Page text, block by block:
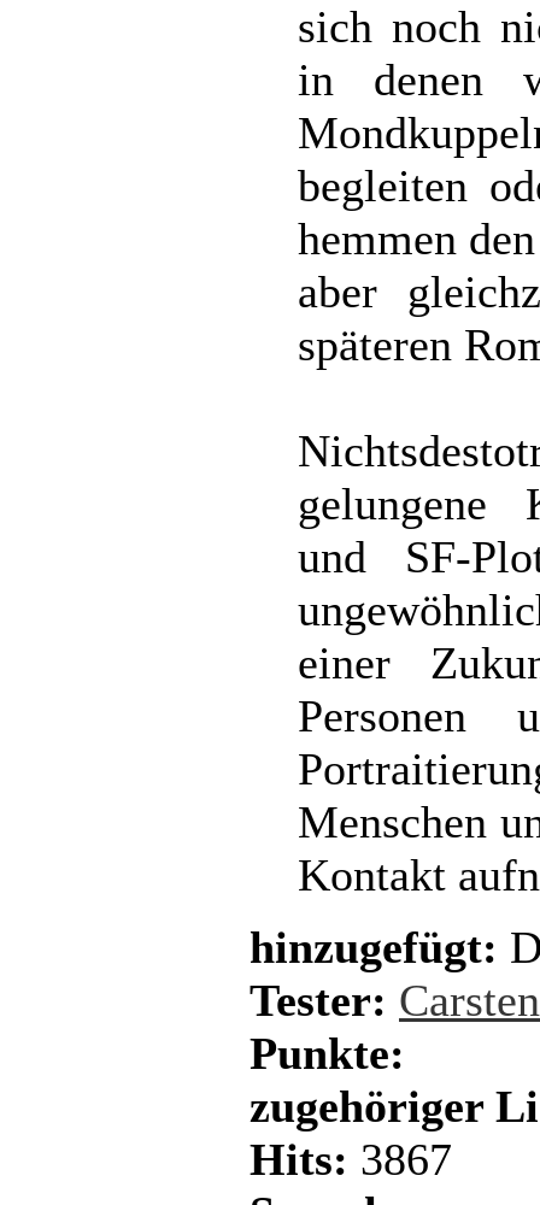
sich noch
in denen
begleiten
hemmen
aber
späteren
gelungene
und SF-
einer
Personen
Menschen
Kontakt
hinzugefügt:
Tester:
Punkte:
zugehöriger
Hits: 3867